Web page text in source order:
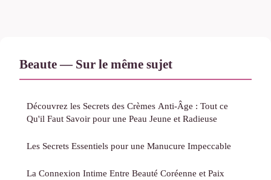
Beaute — Sur le même sujet
Découvrez les Secrets des Crèmes Anti-Âge : Tout ce
Qu'il Faut Savoir pour une Peau Jeune et Radieuse
Les Secrets Essentiels pour une Manucure Impeccable
La Connexion Intime Entre Beauté Coréenne et Paix